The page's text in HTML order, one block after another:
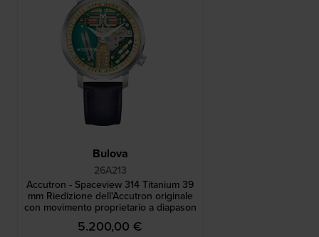
Bulova
26A213
Accutron - Spaceview 314 Titanium 39
mm Riedizione dell'Accutron originale
con movimento proprietario a diapason
5.200,00 €